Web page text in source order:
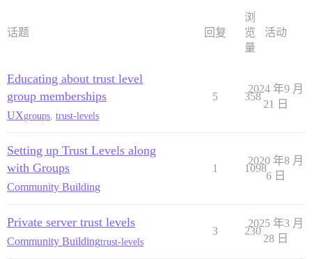
话题 回复
浏
览
量
活动
Educating about trust level
group memberships
UXgroups trust-levels
5 358
2024 年9 月
21 日
Setting up Trust Levels along
with Groups
Community Building
1 1098
2020 年8 月
6 日
Private server trust levels
Community Buildingtrust-levels
3 230
2025 年3 月
28 日